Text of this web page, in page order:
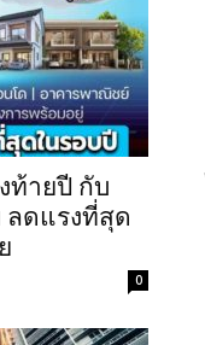
ท้ายปี กับ
ลดแรงที่สุด
0